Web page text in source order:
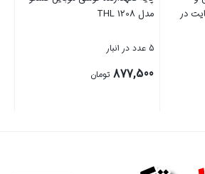
8 گیگابایت در
مدل THL 1208
5 عدد در انبار
877,500 تومان